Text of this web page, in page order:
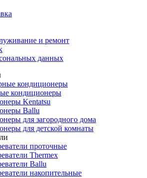
и ремонт
данных
кондиционеры
кондиционеры
Kentatsu
Ballu
для загородного дома
для детской комнаты
проточные
Thermex
Ballu
накопительные